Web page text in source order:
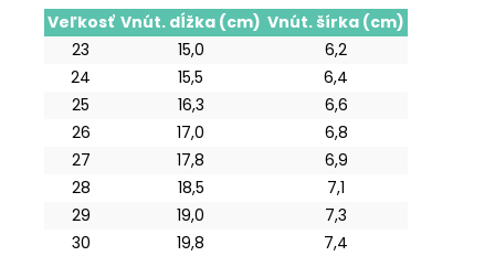
Veľkosť Vnút. dĺžka (cm) Vnút. šírka (cm)
23
15,0
6,2
24
15,5
6,4
25
16,3
6,6
26
17,0
6,8
27
17,8
6,9
28
18,5
7,1
29
19,0
7,3
30
19,8
7,4